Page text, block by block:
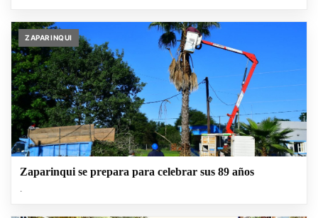
ZAPARINQUI
Zaparinqui se prepara para celebrar sus 89 años
.